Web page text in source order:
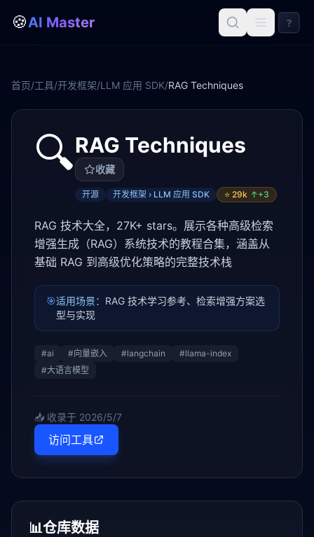
🍪AI Master ?
首页/工具/开发框架/LLM 应用 SDK/RAG Techniques
🔍RAG Techniques
收藏
开源 开发框架 › LLM 应用 SDK ⭐ 29k ↑+3
RAG 技术大全，27K+ stars。展示各种高级检索
增强生成（RAG）系统技术的教程合集，涵盖从
基础 RAG 到高级优化策略的完整技术栈
🎯适用场景： RAG 技术学习参考、检索增强方案选
型与实现
#ai #向量嵌入 #langchain #llama-index
#大语言模型
📥 收录于 2026/5/7
访问工具
📊仓库数据